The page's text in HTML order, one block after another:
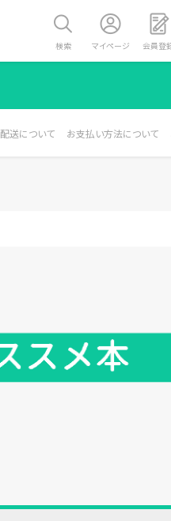
検索 マイページ 会員登
配送について お支払い方法について